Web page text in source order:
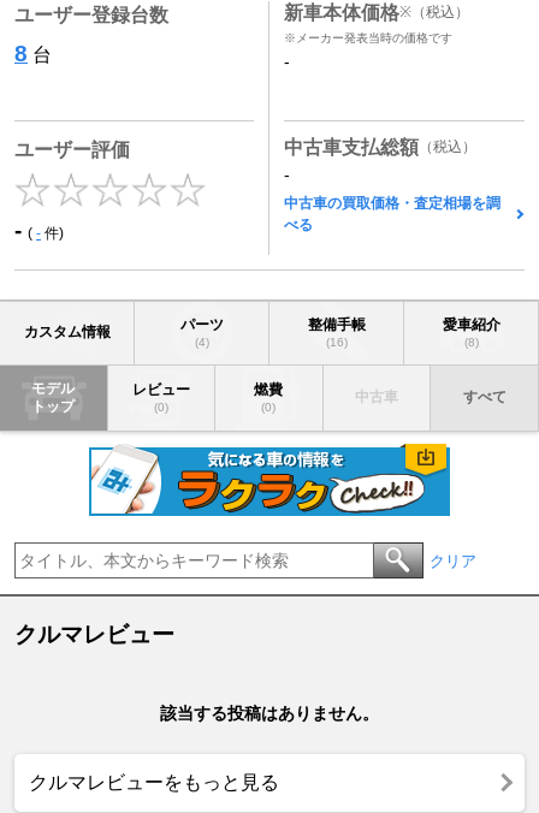
ユーザー登録台数
8 台
ユーザー評価
- ( - 件)
新車本体価格※ （税込）
※メーカー発表当時の価格です
-
中古車支払総額 （税込）
-
中古車の買取価格・査定相場を調
べる
カスタム情報 パーツ
(4)
整備手帳
(16)
愛車紹介
(8)
モデル
トップ
レビュー
(0)
燃費
(0)
中古車 すべて
クリア
クルマレビュー
該当する投稿はありません。
クルマレビューをもっと見る